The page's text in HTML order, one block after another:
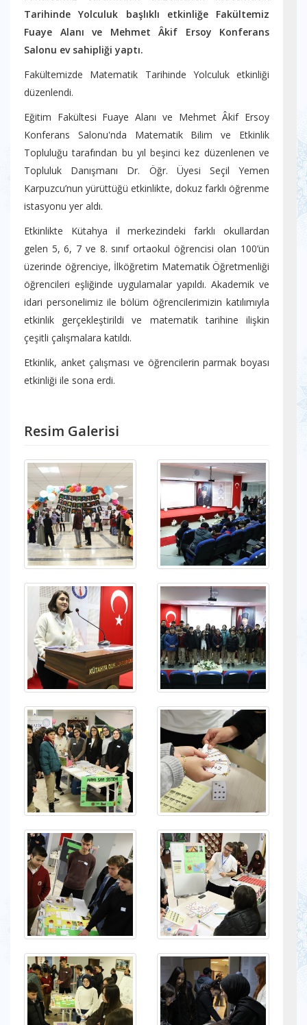
Tarihinde Yolculuk başlıklı etkinliğe Fakültemiz
Fuaye Alanı ve Mehmet Âkif Ersoy Konferans
Salonu ev sahipliği yaptı.
Fakültemizde Matematik Tarihinde Yolculuk etkinliği
düzenlendi.
Eğitim Fakültesi Fuaye Alanı ve Mehmet Âkif Ersoy
Konferans Salonu'nda Matematik Bilim ve Etkinlik
Topluluğu tarafından bu yıl beşinci kez düzenlenen ve
Topluluk Danışmanı Dr. Öğr. Üyesi Seçil Yemen
Karpuzcu’nun yürüttüğü etkinlikte, dokuz farklı öğrenme
istasyonu yer aldı.
Etkinlikte Kütahya il merkezindeki farklı okullardan
gelen 5, 6, 7 ve 8. sınıf ortaokul öğrencisi olan 100’ün
üzerinde öğrenciye, İlköğretim Matematik Öğretmenliği
öğrencileri eşliğinde uygulamalar yapıldı. Akademik ve
idari personelimiz ile bölüm öğrencilerimizin katılımıyla
etkinlik gerçekleştirildi ve matematik tarihine ilişkin
çeşitli çalışmalara katıldı.
Etkinlik, anket çalışması ve öğrencilerin parmak boyası
etkinliği ile sona erdi.
Resim Galerisi